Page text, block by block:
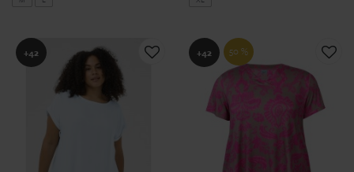
+42 +42 50 %